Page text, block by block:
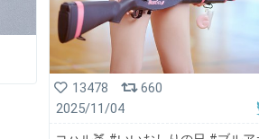
13478
660
2025/11/04